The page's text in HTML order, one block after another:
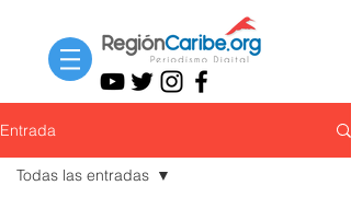
Entrada
Todas las entradas